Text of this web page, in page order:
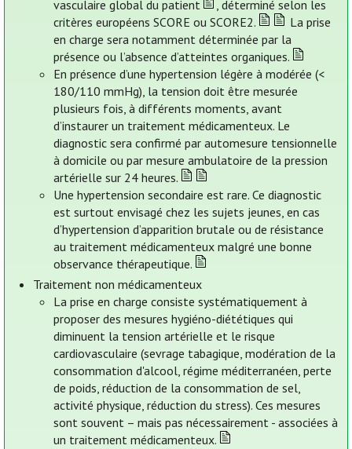
vasculaire global du patient
, déterminé selon les
critères européens SCORE ou SCORE2.
La prise
en charge sera notamment déterminée par la
présence ou l’absence d’atteintes organiques.
En présence d’une hypertension légère à modérée (<
180/110 mmHg), la tension doit être mesurée
plusieurs fois, à différents moments, avant
d’instaurer un traitement médicamenteux. Le
diagnostic sera confirmé par automesure tensionnelle
à domicile ou par mesure ambulatoire de la pression
artérielle sur 24 heures.
Une hypertension secondaire est rare. Ce diagnostic
est surtout envisagé chez les sujets jeunes, en cas
d’hypertension d’apparition brutale ou de résistance
au traitement médicamenteux malgré une bonne
observance thérapeutique.
Traitement non médicamenteux
La prise en charge consiste systématiquement à
proposer des mesures hygiéno-diététiques qui
diminuent la tension artérielle et le risque
cardiovasculaire (sevrage tabagique, modération de la
consommation d'alcool, régime méditerranéen, perte
de poids, réduction de la consommation de sel,
activité physique, réduction du stress). Ces mesures
sont souvent – mais pas nécessairement - associées à
un traitement médicamenteux.